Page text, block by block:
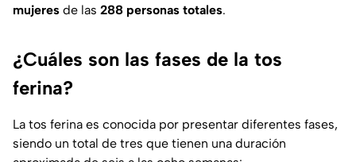
mujeres de las 288 personas totales.
¿Cuáles son las fases de la tos
ferina?
La tos ferina es conocida por presentar diferentes fases,
siendo un total de tres que tienen una duración